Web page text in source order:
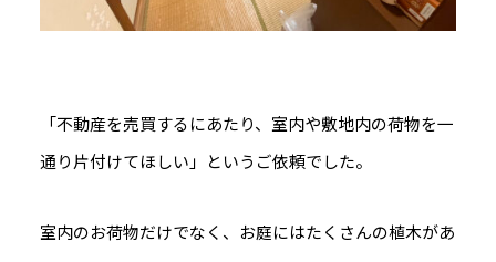
「不動産を売買するにあたり、室内や敷地内の荷物を一
通り片付けてほしい」というご依頼でした。
室内のお荷物だけでなく、お庭にはたくさんの植木があ